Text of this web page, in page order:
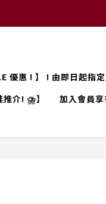
優惠 ! 】 ! 由即日起指
推介! ⛈️】 加入會員